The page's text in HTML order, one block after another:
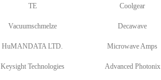
TE Coolgear
Vacuumschmelze Decawave
HuMANDATA LTD. Microwave Amps
Keysight Technologies Advanced Photonix